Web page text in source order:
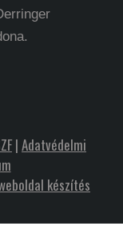
| Adatvédelmi
készítés